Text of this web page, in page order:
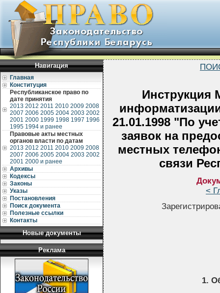
Навигация
Главная
Конституция
Республиканское право по
дате принятия
2013 2012 2011 2010 2009 2008
2007 2006 2005 2004 2003 2002
2001 2000 1999 1998 1997 1996
1995 1994 и ранее
Правовые акты местных
органов власти по датам
2013 2012 2011 2010 2009 2008
2007 2006 2005 2004 2003 2002
2001 2000 и ранее
Архивы
Кодексы
Законы
Указы
Постановления
Поиск документа
Полезные ссылки
Контакты
Новые документы
Реклама
Инструкция
21.01.1998 "По
заявок на
местных
связи
<
1.